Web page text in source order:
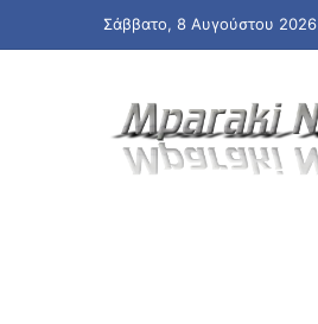
Σάββατο, 8 Αυγούστου 2026